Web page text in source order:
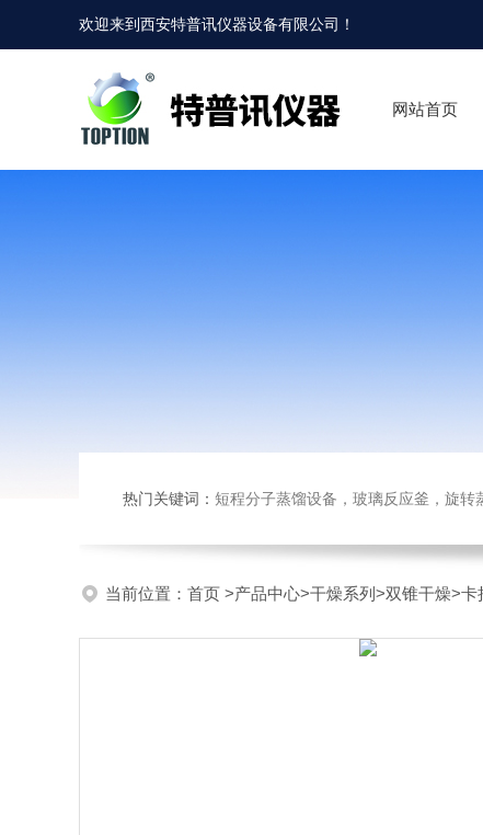
欢迎来到西安特普讯仪器设备有限公司 ！
网站首页
热门关键词： 短程分子蒸馏设备，玻璃反应釜，旋
当前位置： 首页 >产品中心>干燥系列 >双锥干燥>卡